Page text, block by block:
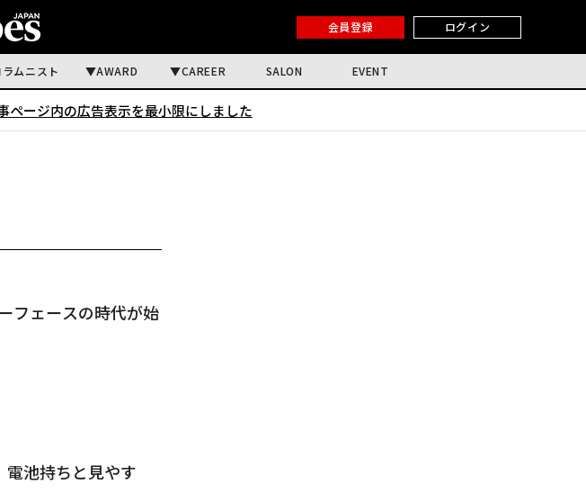
会員登録 ログイン
ラムニスト AWARD CAREER SALON EVENT
ページ内の広告表示を最小限にしました
フェースの時代が始
池持ちと見やす